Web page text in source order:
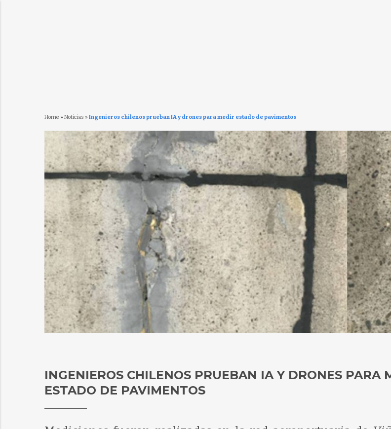
Home » Noticias » Ingenieros chilenos prueban IA y drones para medir estado de pavimentos
INGENIEROS CHILENOS PRUEBAN IA Y DRONES PARA
ESTADO DE PAVIMENTOS